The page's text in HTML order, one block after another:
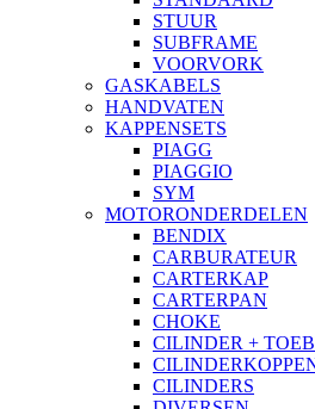
STUUR
SUBFRAME
VOORVORK
GASKABELS
HANDVATEN
KAPPENSETS
PIAGG
PIAGGIO
SYM
MOTORONDERDELEN
BENDIX
CARBURATEUR
CARTERKAP
CARTERPAN
CHOKE
CILINDER +
CILINDERS